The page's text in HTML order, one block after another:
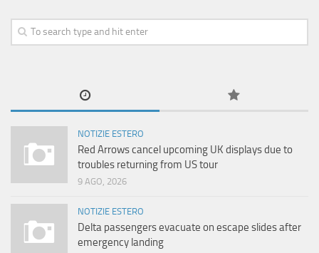
NOTIZIE ESTERO
Red Arrows cancel upcoming UK displays due to
troubles returning from US tour
9 AGO, 2026
NOTIZIE ESTERO
Delta passengers evacuate on escape slides after
emergency landing